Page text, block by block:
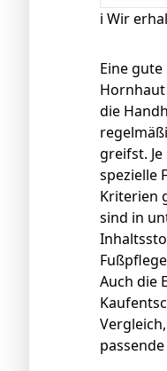
ℹ️ Wir
Eine
die
greifst.
spezielle
Kriterien
sind in
Auch die